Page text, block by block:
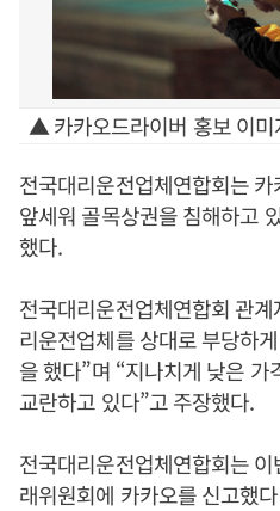
▲ 카카오드라이버 홍보 이미
전국대리운전업체연합회는
앞세워 골목상권을 침해하고
했다.
전국대리운전업체연합회 관
리운전업체를 상대로 부당하
을 했다”며 “지나치게 낮은
교란하고 있다”고 주장했다.
전국대리운전업체연합회는
래위원회에 카카오를 신고했